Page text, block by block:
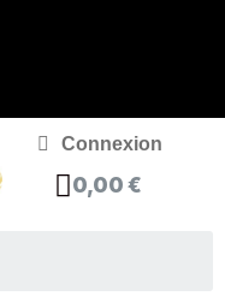
Connexion
0,00 €